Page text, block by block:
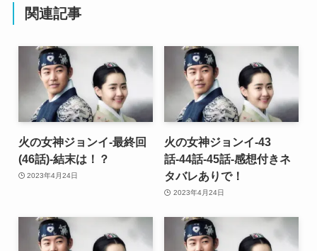
関連記事
火の女神ジョンイ-最終回
(46話)-結末は！？
2023年4月24日
火の女神ジョンイ-43
話-44話-45話-感想付きネ
タバレありで！
2023年4月24日